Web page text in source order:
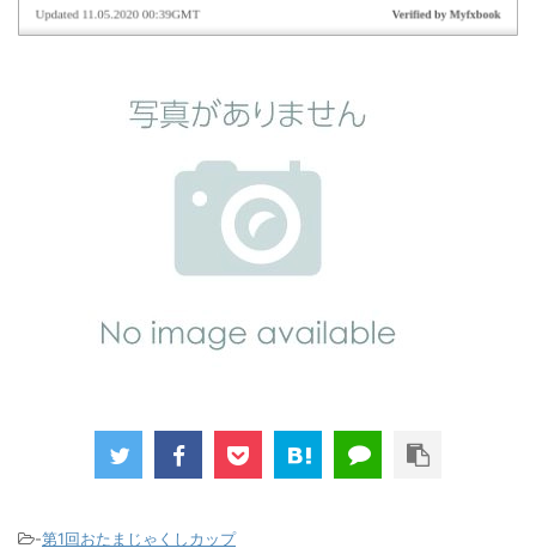
-第1回おたまじゃくしカップ